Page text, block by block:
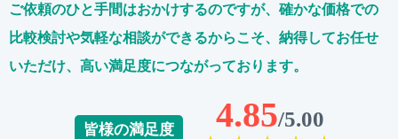
ご依頼のひと手間はおかけするのですが、 確かな価格での
比較検討や気軽な相談ができるからこそ、 納得してお任せ
いただけ、高い満足度につながっております。
皆様の満足度 4.85/5.00